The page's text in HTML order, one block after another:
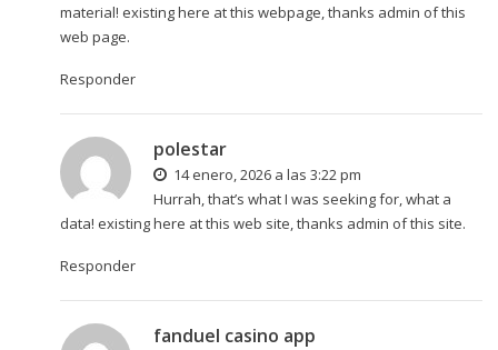
material! existing here at this webpage, thanks admin of this
web page.
Responder
polestar
14 enero, 2026 a las 3:22 pm
Hurrah, that’s what I was seeking for, what a
data! existing here at this web site, thanks admin of this site.
Responder
fanduel casino app